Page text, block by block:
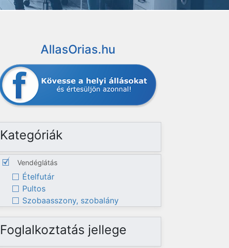
AllasOrias.hu
Kategóriák
Vendéglátás
Ételfutár
Pultos
Szobaasszony, szobalány
Foglalkoztatás jellege